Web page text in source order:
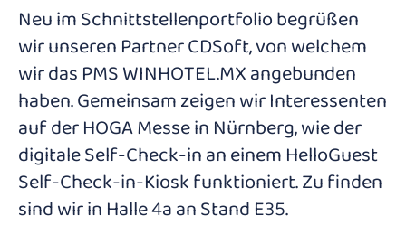
Neu im Schnittstellenportfolio begrüßen
wir unseren Partner CDSoft, von welchem
wir das PMS WINHOTEL.MX angebunden
haben. Gemeinsam zeigen wir Interessenten
auf der HOGA Messe in Nürnberg, wie der
digitale Self-Check-in an einem HelloGuest
Self-Check-in-Kiosk funktioniert. Zu finden
sind wir in Halle 4a an Stand E35.